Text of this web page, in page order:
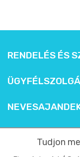
RENDELÉS ÉS
Tudjon